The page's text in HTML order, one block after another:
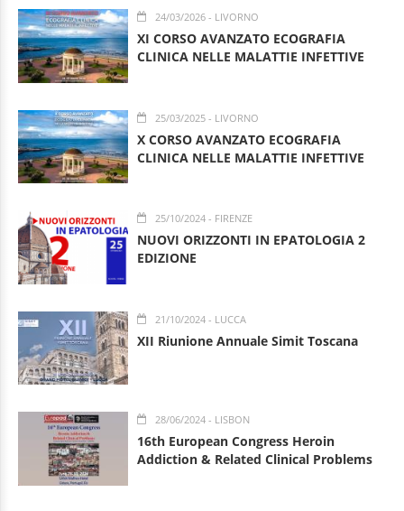
24/03/2026 - LIVORNO
XI CORSO AVANZATO ECOGRAFIA
CLINICA NELLE MALATTIE INFETTIVE
25/03/2025 - LIVORNO
X CORSO AVANZATO ECOGRAFIA
CLINICA NELLE MALATTIE INFETTIVE
25/10/2024 - FIRENZE
NUOVI ORIZZONTI IN EPATOLOGIA 2
EDIZIONE
21/10/2024 - LUCCA
XII Riunione Annuale Simit Toscana
28/06/2024 - LISBON
16th European Congress Heroin
Addiction & Related Clinical Problems